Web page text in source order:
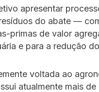
apresentar
do abate —
primas de valor
e para a redução
voltada ao
atualmente mais de